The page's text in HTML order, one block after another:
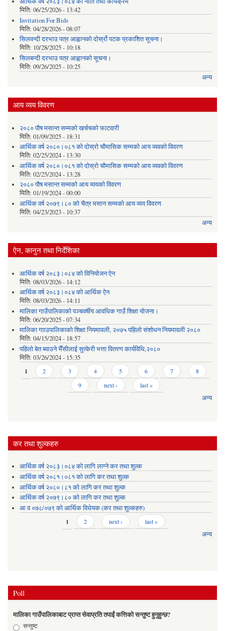
मिति: 06/25/2026 - 13:42
Invitation For Bids
मिति: 04/28/2026 - 08:07
सिलवन्दी दरभाउ पत्र आह्वानको दोर्स्रो पटक प्रकाशित सूचना।
मिति: 10/28/2025 - 10:18
सिलबन्दी दरभाउ पत्र आह्वानको सूचना।
मिति: 09/26/2025 - 10:25
अन्य
आय व्यय विवरण
२०८० पौष मसान्त सम्मको खर्चचको फाटवारी
मिति: 01/09/2025 - 18:31
आर्थिक वर्ष २०८०।०८१ को दोस्रो चौमासिक सम्मको आय व्यवको विवरण
मिति: 02/25/2024 - 13:30
आर्थिक वर्ष २०८०।०८१ को दोस्रो चौमासिक सम्मको आय व्यवको विवरण
मिति: 02/25/2024 - 13:28
२०८० पौष मसान्त सम्मको आय व्ययको विवरण
मिति: 01/19/2024 - 00:00
आर्थिक वर्ष २०७९।८० को चैत्र मसान सम्मको आय व्यय विवरण
मिति: 04/23/2023 - 10:37
अन्य
ऐन, कानुन तथा निर्देशिका
आर्थिक वर्ष २०८३।०८४ को विनियोजन ऐन
मिति: 08/03/2026 - 14:12
आर्थिक वर्ष २०८३।०८४ को आर्थिक ऐन
मिति: 08/03/2026 - 14:11
मालिका गाउँपालिकाको पञ्चवर्षीय आवधिक गाउँ शिक्षा योजना।
मिति: 06/20/2025 - 07:34
मालिका गााउपालिकाको शिक्षा नियमावली, २०७५ पहिलो संशोधन नियमावली २०८०
मिति: 04/15/2024 - 18:57
पहिलो बेत ब्याउने भैँसीलाई सुत्केरी भत्ता वितरण कार्यविधि,२०८०
मिति: 03/26/2024 - 15:35
Pages
1 2 3 4 5 6 7
8
9
next › last »
अन्य
कर तथा शुल्कहरु
आर्थिक वर्ष २०८३।०८४ को लागि लाग्ने कर तथा शुल्क
आर्थिक वर्ष २०८१।०८१ को लागि कर तथा शुल्क
आर्थिक वर्ष २०८०।८१ को लागि कर तथा शुल्क
आर्थिक वर्ष २०७९।८० को लागि कर तथा शुल्क
आ व ०७८/०७९ को आर्थिक विधेयक (कर तथा शुल्कहरु)
1 2 next › last »
अन्य
Poll
मालिका गाउँपालिकाबाट प्राप्त सेवाप्रति तपाईं कत्तिको सन्तुष्ट हुनुहुन्छ?
Choices
सन्तुष्ट